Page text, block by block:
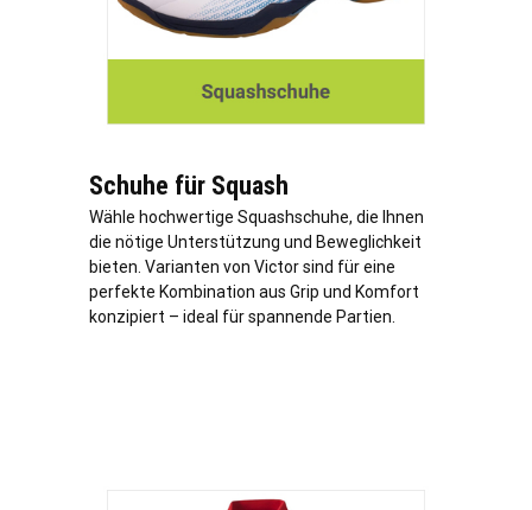
Schuhe für Squash
Wähle hochwertige Squashschuhe, die Ihnen
die nötige Unterstützung und Beweglichkeit
bieten. Varianten von Victor sind für eine
perfekte Kombination aus Grip und Komfort
konzipiert – ideal für spannende Partien.